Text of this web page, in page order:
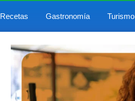
Recetas Gastronomía Turismo